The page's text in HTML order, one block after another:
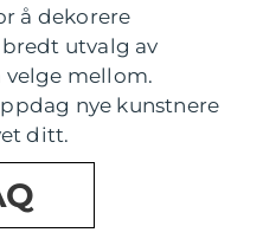
å dekorere
utvalg av
mellom.
nye kunstnere
ditt.